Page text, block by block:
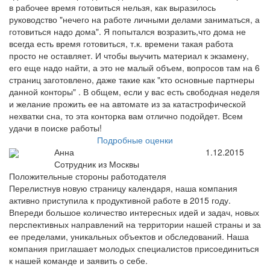
в рабочее время готовиться нельзя, как выразилось
руководство "нечего на работе личными делами заниматься, а
готовиться надо дома". Я попытался возразить,что дома не
всегда есть время готовиться, т.к. времени такая работа
просто не оставляет. И чтобы выучить материал к экзамену,
его еще надо найти, а это не малый объем, вопросов там на 6
страниц заготовлено, даже такие как "кто основные партнеры
данной конторы" . В общем, если у вас есть свободная неделя
и желание прожить ее на автомате из за катастрофической
нехватки сна, то эта конторка вам отлично подойдет. Всем
удачи в поиске работы!
Подробные оценки
Анна
Сотрудник из Москвы
1.12.2015
Положительные стороны работодателя
Перелистнув новую страницу календаря, наша компания
активно приступила к продуктивной работе в 2015 году.
Впереди большое количество интересных идей и задач, новых
перспективных направлений на территории нашей страны и за
ее пределами, уникальных объектов и обследований. Наша
компания приглашает молодых специалистов присоединиться
к нашей команде и заявить о себе.